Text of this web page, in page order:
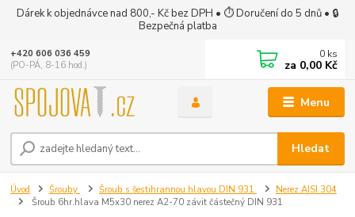
Dárek k objednávce nad 800,- Kč bez DPH • ⏱ Doručení do 5 dnů • 🔒
Bezpečná platba
Menu
Hledat
+420 606 036 459
(PO-PÁ, 8-16 hod.)
0 ks
za 0,00 Kč
Úvod Šrouby Šroub s šestihrannou hlavou DIN 931
Nerez AISI 304
Šroub 6hr.hlava M5x30 nerez A2-70 závit částečný DIN 931